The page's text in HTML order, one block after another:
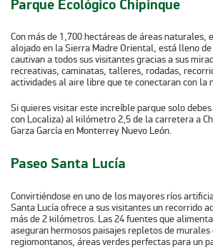
Parque Ecológico Chipinque
Con más de 1,700 hectáreas de áreas naturales,
alojado en la Sierra Madre Oriental, está lleno
cautivan a todos sus visitantes gracias a sus
recreativas, caminatas, talleres, rodadas,
actividades al aire libre que te conectaran con la
Si quieres visitar este increíble parque solo
con Localiza) al kilómetro 2,5 de la carretera a
Garza García en Monterrey Nuevo León.
Paseo Santa Lucía
Convirtiéndose en uno de los mayores ríos
Santa Lucía ofrece a sus visitantes un recorrido
más de 2 kilómetros. Las 24 fuentes que
aseguran hermosos paisajes repletos de
regiomontanos, áreas verdes perfectas para un